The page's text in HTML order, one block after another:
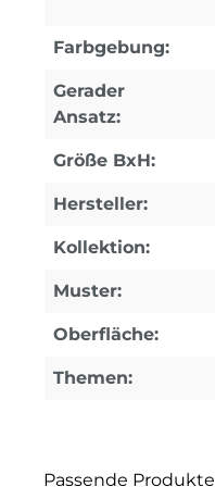
Farbgebung:
Gerader
Ansatz:
Größe BxH:
Hersteller:
Kollektion:
Muster:
Oberfläche:
Themen:
Passende Produkte